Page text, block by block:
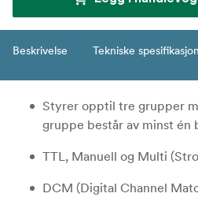
Beskrivelse Tekniske
Styrer opptil tre grupper
gruppe består av minst én
TTL, Manuell og Multi
DCM (Digital Channel